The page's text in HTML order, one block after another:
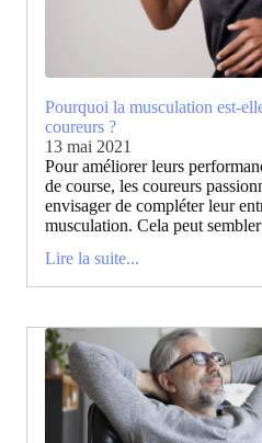
Pourquoi la musculation est-
coureurs ?
13 mai 2021
Pour améliorer leurs
de course, les coureurs
envisager de compléter leur
musculation. Cela peut
Lire la suite...